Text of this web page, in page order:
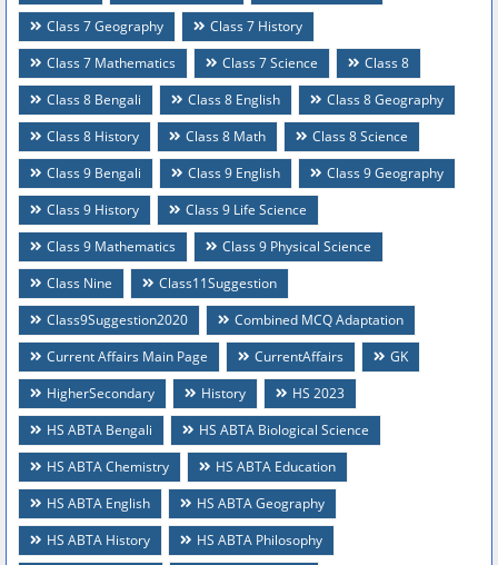
Class 7 Geography
Class 7 History
Class 7 Mathematics
Class 7 Science
Class 8
Class 8 Bengali
Class 8 English
Class 8 Geography
Class 8 History
Class 8 Math
Class 8 Science
Class 9 Bengali
Class 9 English
Class 9 Geography
Class 9 History
Class 9 Life Science
Class 9 Mathematics
Class 9 Physical Science
Class Nine
Class11Suggestion
Class9Suggestion2020
Combined MCQ Adaptation
Current Affairs Main Page
CurrentAffairs
GK
HigherSecondary
History
HS 2023
HS ABTA Bengali
HS ABTA Biological Science
HS ABTA Chemistry
HS ABTA Education
HS ABTA English
HS ABTA Geography
HS ABTA History
HS ABTA Philosophy